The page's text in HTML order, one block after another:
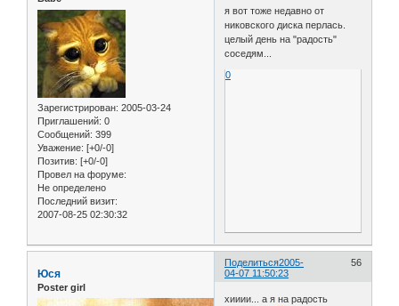
Зарегистрирован: 2005-03-24
Приглашений: 0
Сообщений: 399
Уважение: [+0/-0]
Позитив: [+0/-0]
Провел на форуме:
Не определено
Последний визит:
2007-08-25 02:30:32
я вот тоже недавно от
никовского диска перлась.
целый день на "радость"
соседям...
0
Поделиться 56
2005-
04-07 11:50:23
Юся
Poster girl
хииии... а я на радость